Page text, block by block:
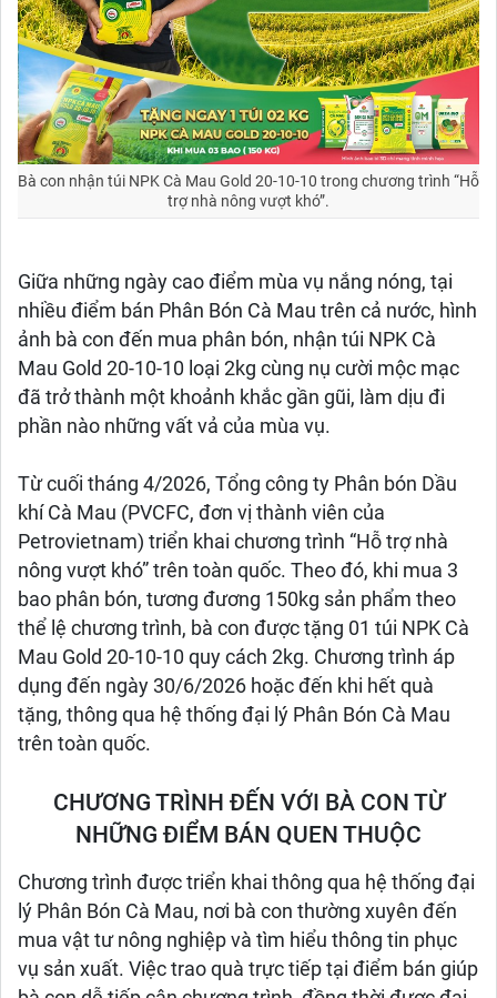
Bà con nhận túi NPK Cà Mau Gold 20-10-10 trong chương trình “Hỗ
trợ nhà nông vượt khó”.
Giữa những ngày cao điểm mùa vụ nắng nóng, tại
nhiều điểm bán Phân Bón Cà Mau trên cả nước, hình
ảnh bà con đến mua phân bón, nhận túi NPK Cà
Mau Gold 20-10-10 loại 2kg cùng nụ cười mộc mạc
đã trở thành một khoảnh khắc gần gũi, làm dịu đi
phần nào những vất vả của mùa vụ.
Từ cuối tháng 4/2026, Tổng công ty Phân bón Dầu
khí Cà Mau (PVCFC, đơn vị thành viên của
Petrovietnam) triển khai chương trình “Hỗ trợ nhà
nông vượt khó” trên toàn quốc. Theo đó, khi mua 3
bao phân bón, tương đương 150kg sản phẩm theo
thể lệ chương trình, bà con được tặng 01 túi NPK Cà
Mau Gold 20-10-10 quy cách 2kg. Chương trình áp
dụng đến ngày 30/6/2026 hoặc đến khi hết quà
tặng, thông qua hệ thống đại lý Phân Bón Cà Mau
trên toàn quốc.
CHƯƠNG TRÌNH ĐẾN VỚI BÀ CON TỪ
NHỮNG ĐIỂM BÁN QUEN THUỘC
Chương trình được triển khai thông qua hệ thống đại
lý Phân Bón Cà Mau, nơi bà con thường xuyên đến
mua vật tư nông nghiệp và tìm hiểu thông tin phục
vụ sản xuất. Việc trao quà trực tiếp tại điểm bán giúp